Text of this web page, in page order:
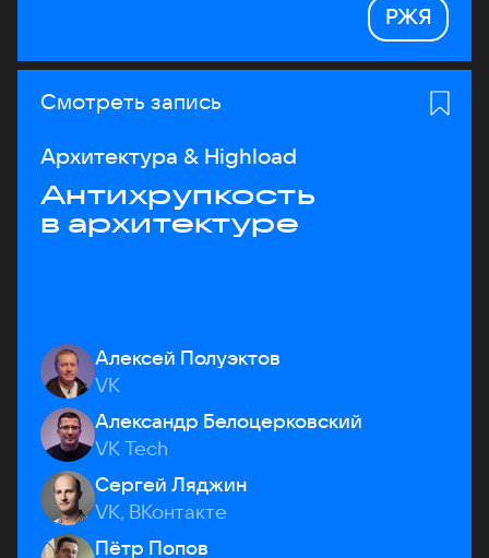
РЖЯ
Смотреть запись
Архитектура & Highload
Антихрупкость
в архитектуре
Алексей Полуэктов
VK
Александр Белоцерковский
VK Tech
Сергей Ляджин
VK, ВКонтакте
Пётр Попов